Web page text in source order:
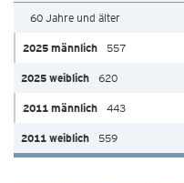
60 Jahre und älter
557
620
443
559